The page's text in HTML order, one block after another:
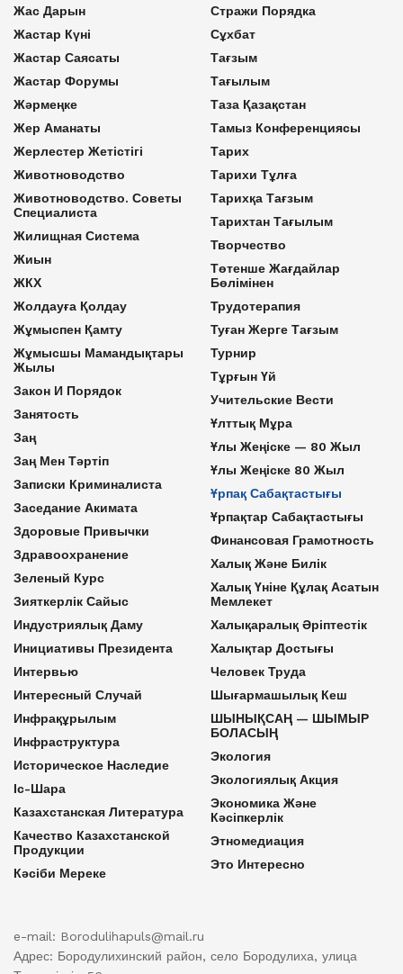
Жас Дарын
Жастар Күні
Жастар Саясаты
Жастар Форумы
Жәрмеңке
Жер Аманаты
Жерлестер Жетістігі
Животноводство
Животноводство. Советы
Специалиста
Жилищная Система
Жиын
ЖКХ
Жолдауға Қолдау
Жұмыспен Қамту
Жұмысшы Мамандықтары
Жылы
Закон И Порядок
Занятость
Заң
Заң Мен Тәртіп
Записки Криминалиста
Заседание Акимата
Здоровые Привычки
Здравоохранение
Зеленый Курс
Зияткерлік Сайыс
Индустриялық Даму
Инициативы Президента
Интервью
Интересный Случай
Инфрақұрылым
Инфраструктура
Историческое Наследие
Іс-Шара
Казахстанская Литература
Качество Казахстанской
Продукции
Кәсіби Мереке
Стражи Порядка
Сұхбат
Тағзым
Тағылым
Таза Қазақстан
Тамыз Конференциясы
Тарих
Тарихи Тұлға
Тарихқа Тағзым
Тарихтан Тағылым
Творчество
Төтенше Жағдайлар
Бөлімінен
Трудотерапия
Туған Жерге Тағзым
Турнир
Тұрғын Үй
Учительские Вести
Ұлттық Мұра
Ұлы Жеңіске — 80 Жыл
Ұлы Жеңіске 80 Жыл
Ұрпақ Сабақтастығы
Ұрпақтар Сабақтастығы
Финансовая Грамотность
Халық Және Билік
Халық Үніне Құлақ Асатын
Мемлекет
Халықаралық Әріптестік
Халықтар Достығы
Человек Труда
Шығармашылық Кеш
ШЫНЫҚСАҢ — ШЫМЫР
БОЛАСЫҢ
Экология
Экологиялық Акция
Экономика Және
Кәсіпкерлік
Этномедиация
Это Интересно
e-mail: Borodulihapuls@mail.ru
Адрес: Бородулихинский район, село Бородулиха, улица